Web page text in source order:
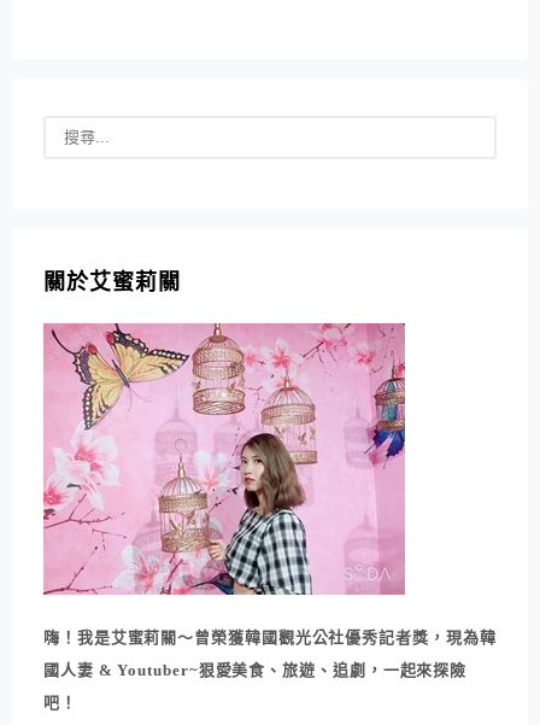
關於艾蜜莉關
嗨！我是艾蜜莉關～曾榮獲韓國觀光公社優秀記者獎，現為韓
國人妻 & Youtuber~狠愛美食、旅遊、追劇，一起來探險
吧！